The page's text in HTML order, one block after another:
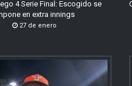
4 Serie Final: Escogido se
en extra innings
27 de enero